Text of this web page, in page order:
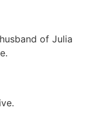
of Julia